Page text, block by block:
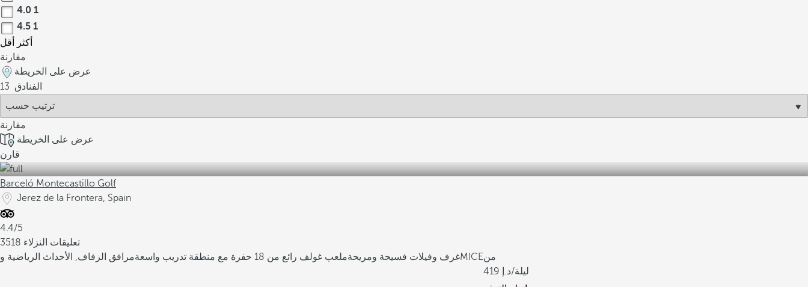
4.0 1
4.5 1
أكثر
أقل
مقارنة
عرض على الخريطة
13 الفنادق
مقارنة
عرض على الخريطة
قارن
Barceló Montecastillo Golf
Jerez de la Frontera, Spain
4.4/5
3518 تعليقات النزلاء
غرف وفيلات فسيحة ومريحةملعب غولف رائع من 18 حفرة مع منطقة تدريب واسعة مرافق الزفاف, الأحداث الرياضية وMICEمن
419
/ليلة